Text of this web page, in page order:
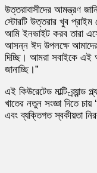
উত্তরাবাসীদের আমন্ত্রণ
স্টোরটি উত্তরার খুব
আমি ইনভাইট করব তারা
আসন্ন ঈদ উপলক্ষে
দিচ্ছি। আমরা সবাইকে এই
জানাচ্ছি।”
এই কিউরেটেড মাল্টি-ব্র্যান্ড
খাতের নতুন সংজ্ঞা দিতে
এবং ব্যক্তিগত স্বকীয়তা